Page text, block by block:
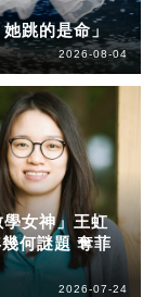
跳的是命」
2026-08-04
女神」王虹
何謎題 奪菲
2026-07-24